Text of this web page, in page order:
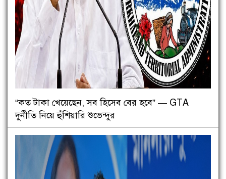
“কত টাকা খেয়েছেন, সব হিসেব বের হবে” — GTA
দুর্নীতি নিয়ে হুঁশিয়ারি শুভেন্দুর